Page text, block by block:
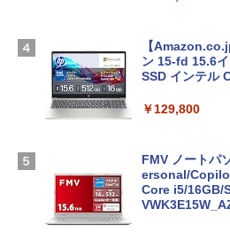
【
ン 15-fd 15.6
SSD インテル
￥129,800
FMV ノートパ
ersonal/
Core i5/16GB/